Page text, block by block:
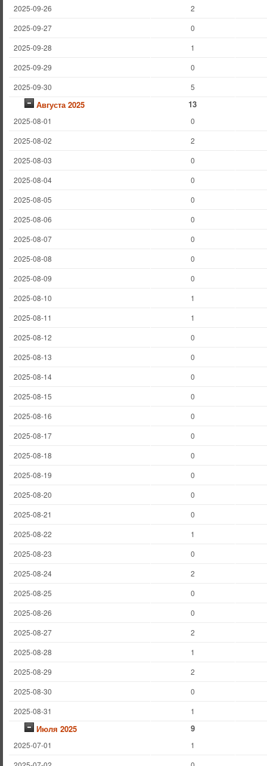
2025-09-26
2
2025-09-27
0
2025-09-28
1
2025-09-29
0
2025-09-30
5
Августа 2025 13
2025-08-01
0
2025-08-02
2
2025-08-03
0
2025-08-04
0
2025-08-05
0
2025-08-06
0
2025-08-07
0
2025-08-08
0
2025-08-09
0
2025-08-10
1
2025-08-11
1
2025-08-12
0
2025-08-13
0
2025-08-14
0
2025-08-15
0
2025-08-16
0
2025-08-17
0
2025-08-18
0
2025-08-19
0
2025-08-20
0
2025-08-21
0
2025-08-22
1
2025-08-23
0
2025-08-24
2
2025-08-25
0
2025-08-26
0
2025-08-27
2
2025-08-28
1
2025-08-29
2
2025-08-30
0
2025-08-31
1
Июля 2025 9
2025-07-01
1